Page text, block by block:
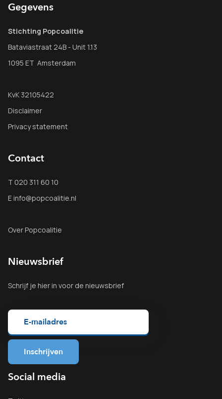
Gegevens
Stichting Popcoalitie
Bataviastraat 24B - Unit 1.13
1095 ET Amsterdam
KvK 32105422
Disclaimer
Privacy statement
Contact
T 020 311 60 10
E info@popcoalitie.nl
Over Popcoalitie
Nieuwsbrief
Schrijf je hierin voor de nieuwsbrief
Social media